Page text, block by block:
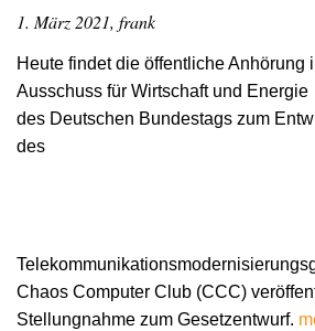
1. März 2021, frank
Heute findet die öffentliche Anhörung
Ausschuss für Wirtschaft und Energie
des Deutschen Bundestags zum
des
Chaos Computer Club (CCC)
Stellungnahme zum Gesetzentwurf.